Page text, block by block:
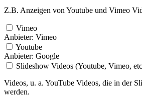
Z.B. Anzeigen von Youtube und Vimeo
Vimeo
Anbieter: Vimeo
Youtube
Anbieter: Google
Slideshow Videos (Youtube, Vimeo,
Videos, u. a. YouTube Videos, die in der
werden.